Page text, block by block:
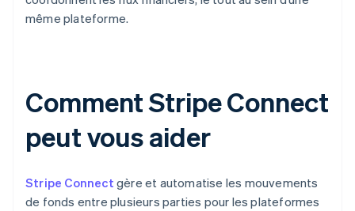
même plateforme.
Comment Stripe Connect
peut vous aider
Stripe Connect gère et automatise les mouvements
de fonds entre plusieurs parties pour les plateformes